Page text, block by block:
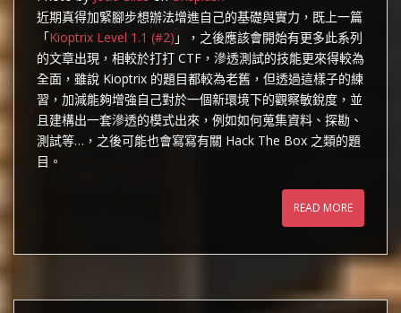
近期真得加緊腳步想辦法增進自己的基礎與實力，既上一篇
「Kioptrix Level 1.1 (#2) 」，之後應該會開始有更多此系列
的文章出現，相較於打打 CTF，滲透測試的技能更來得較為
全面，雖說 Kioptrix 的題目都較為老舊，但透過這樣子的練
習，加減能夠增強自己對於一個新環境下的觀察敏銳度，並
且建構出一套滲透的模式出來，例如如何蒐集資料、探勘、
測試等…，之後可能也會寫寫有關 Hack The Box 之類的題
目。
READ MORE